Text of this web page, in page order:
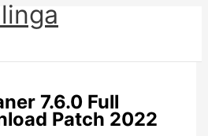
7.6.0 Full
Patch 2022